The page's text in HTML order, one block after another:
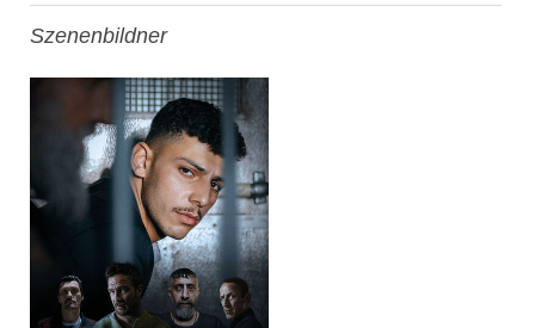
Szenenbildner